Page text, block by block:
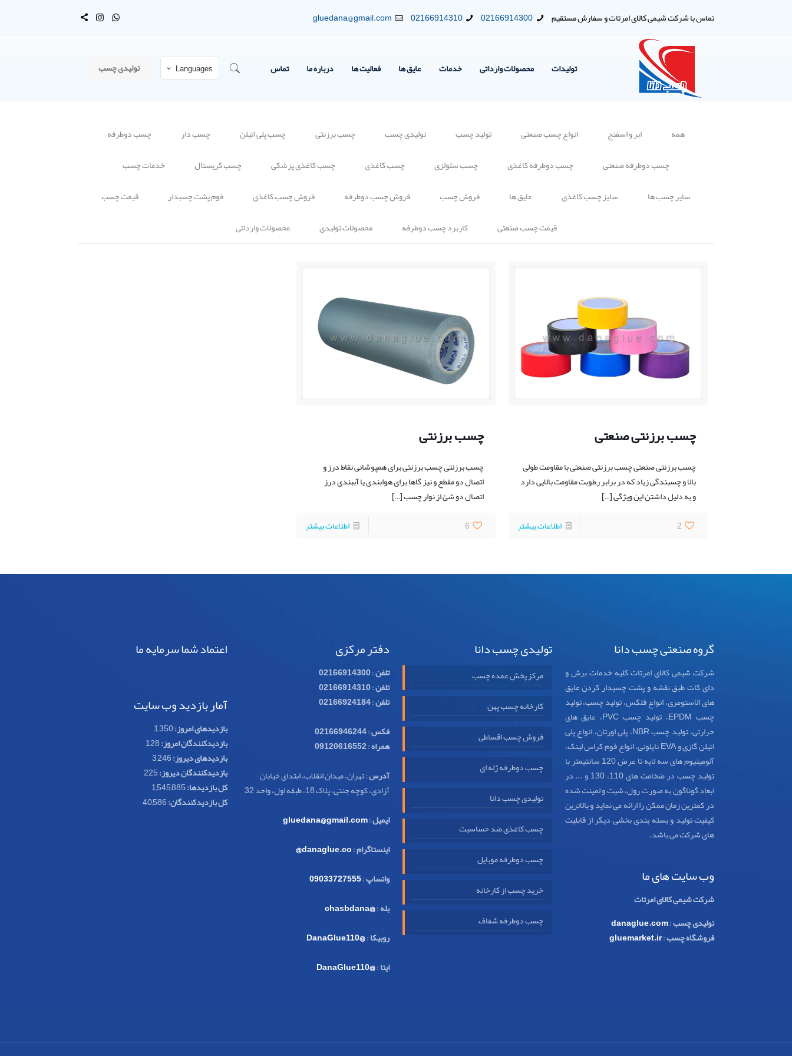
تماس با شرکت شیمی کالای امرتات و سفارش مستقیم 02166914300
02166914310
gluedana@gmail.com
تولیدات محصولات وارداتی خدمات عایق ها فعالیت ها درباره ما تماس Languages تولیدی چسب
همه ابر و اسفنج انواع چسب صنعتی تولید چسب تولیدی چسب چسب برزنتی چسب پلی اتیلن چسب دار
چسب دوطرفه
چسب دوطرفه صنعتی
چسب دوطرفه کاغذی چسب سلولزی چسب کاغذی چسب کاغذی پزشکی چسب کریستال
خدمات چسب
سایر چسب ها
سایز چسب کاغذی عایق ها فروش چسب فروش چسب دوطرفه فروش چسب کاغذی فوم پشت چسبدار
قیمت چسب
قیمت چسب صنعتی
کاربرد چسب دوطرفه محصولات تولیدی محصولات وارداتی
چسب برزنتی صنعتی
چسب برزنتی صنعتی چسب برزنتی صنعتی با مقاومت طولی
بالا و چسبندگی زیاد که در برابر رطوبت مقاومت بالایی دارد
و به دلیل داشتن این ویژگی[…]
2
اطلاعات بیشتر
چسب برزنتی
چسب برزنتی چسب برزنتی برای همپوشانی نقاط درز و
اتصال دو مقطع و نیز گاها برای هوابندی یا آببندی درز
اتصال دو شئ از نوار چسب[…]
6
اطلاعات بیشتر
گروه صنعتی چسب دانا
شرکت شیمی کالای امرتات کلیه خدمات برش و
دای کات طبق نقشه و پشت چسبدار کردن عایق
های الاستومری، انواع فلکس، تولید چسب، تولید
چسب EPDM، تولید چسب PVC، عایق های
حرارتی، تولید چسب NBR، پلی اورتان، انواع پلی
اتیلن گازی و EVA نایلونی، انواع فوم کراس لینک،
آلومینیوم های سه لایه تا عرض 120 سانتیمتر با
تولید چسب در ضخامت های 110، 130 و ... در
ابعاد گوناگون به صورت رول، شیت و لمینت شده
در کمترین زمان ممکن را ارائه می نماید و بالاترین
کیفیت تولید و بسته بندی بخشی دیگر از قابلیت
های شرکت می باشد.
وب سایت های ما
شرکت شیمی کالای امرتات
تولیدی چسب:
danaglue.com
فروشگاه چسب:
gluemarket.ir
تولیدی چسب دانا
مرکز پخش عمده چسب
کارخانه چسب پهن
فروش چسب اقساطی
چسب دوطرفه ژله ای
تولیدی چسب دانا
چسب کاغذی ضد حساسیت
چسب دوطرفه موبایل
خرید چسب از کارخانه
چسب دوطرفه شفاف
دفتر مرکزی
تلفن:
02166914300
تلفن:
02166914310
تلفن:
02166924184
فکس:
02166946244
همراه:
09120616552
آدرس: تهران، میدان انقلاب، ابتدای خیابان
آزادی، کوچه جنتی، پلاک 18، طبقه اول، واحد 32
ایمیل:
gluedana@gmail.com
اینستاگرام:
danaglue.co@
واتساپ:
09033727555
بله:
@chasbdana
روبیکا:
@DanaGlue110
ایتا:
@DanaGlue110
اعتماد شما سرمایه ما
آمار بازدید وب سایت
بازدیدهای امروز:1,350
بازدیدکنندگان امروز:128
بازدیدهای دیروز:3,246
بازدیدکنندگان دیروز:225
کل بازدیدها:1,545,885
کل بازدیدکنند‌گان:40,586